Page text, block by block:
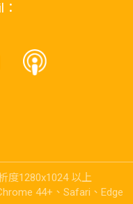
度1280x1024 以上
44+、Safari、Edge